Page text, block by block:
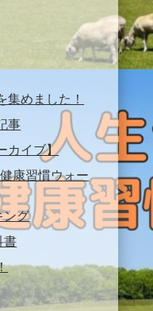
集めました！
事
カイブ】
康習慣ウォー
ング
書